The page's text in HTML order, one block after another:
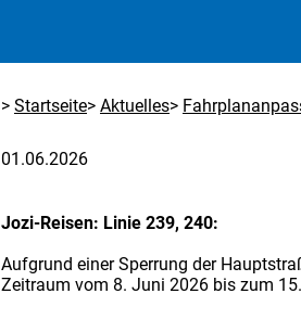
Startseite Aktuelles
01.06.2026
Jozi-Reisen: Linie 239, 240:
Aufgrund einer Sperrung der
Zeitraum vom 8. Juni 2026 bis zum